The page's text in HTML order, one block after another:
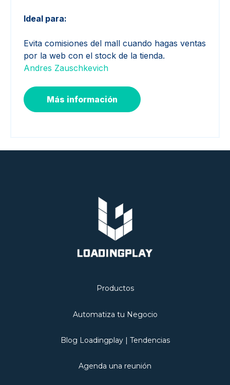
Ideal para:
Evita comisiones del mall cuando hagas ventas
por la web con el stock de la tienda.
Andres Zauschkevich
Más información
Productos
Automatiza tu Negocio
Blog Loadingplay | Tendencias
Agenda una reunión